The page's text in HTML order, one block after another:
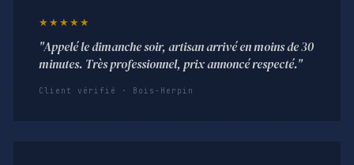
★★★★★
"Appelé le dimanche soir, artisan arrivé en moins de 30
minutes. Très professionnel, prix annoncé respecté."
Client vérifié · Bois-Herpin